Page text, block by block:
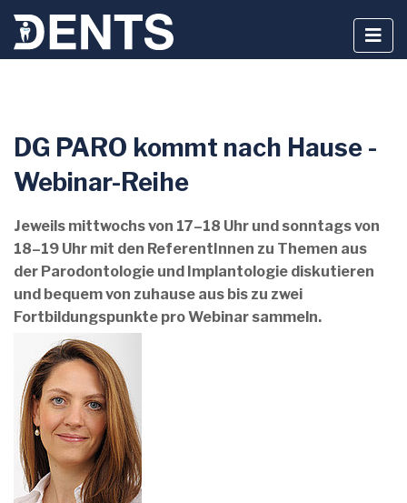
Inhalt
DG PARO kommt nach Hause -
Webinar-Reihe
Jeweils mittwochs von 17–18 Uhr und sonntags von
18–19 Uhr mit den ReferentInnen zu Themen aus
der Parodontologie und Implantologie diskutieren
und bequem von zuhause aus bis zu zwei
Fortbildungspunkte pro Webinar sammeln.